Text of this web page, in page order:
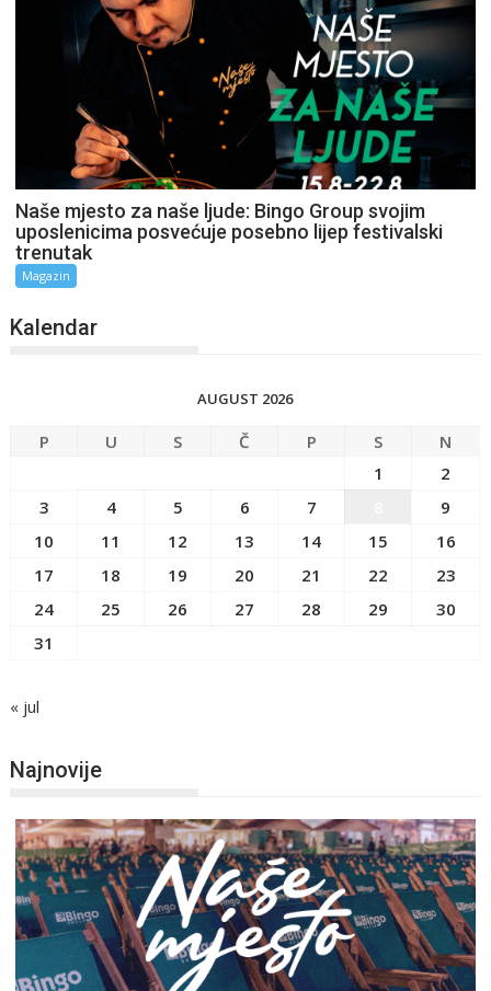
Naše mjesto za naše ljude: Bingo Group svojim
uposlenicima posvećuje posebno lijep festivalski
trenutak
Magazin
Kalendar
AUGUST 2026
P U S Č P S
N
1
2
3
4 5 6 7
9
10
11 12 13 14 15
16
17
18 19 20 21 22
23
24
25 26 27 28 29
30
31
« jul
Najnovije